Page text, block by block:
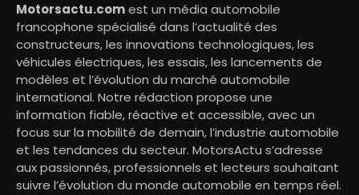
Motorsactu.comest un média automobile
francophone spécialisé dans l’actualité des
constructeurs, les innovations technologiques, les
véhicules électriques, les essais, les lancements de
modèles et l’évolution du marché automobile
international. Notre rédaction propose une
information fiable, réactive et accessible, avec un
focus sur la mobilité de demain, l’industrie automobile
et les tendances du secteur. MotorsActu s’adresse
aux passionnés, professionnels et lecteurs souhaitant
suivre l’évolution du monde automobile en temps réel.